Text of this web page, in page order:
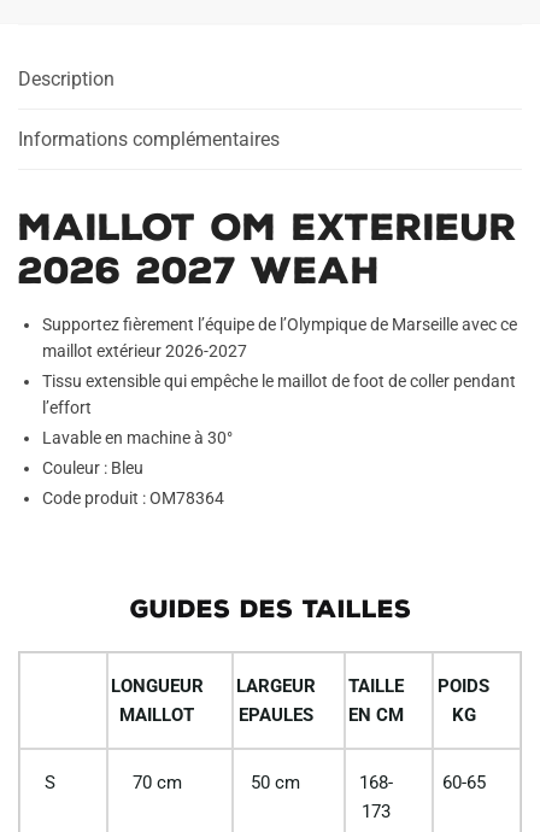
Description
Informations complémentaires
Maillot OM Exterieur
2026 2027 Weah
Supportez fièrement l’équipe de l’Olympique de Marseille avec ce
maillot extérieur 2026-2027
Tissu extensible qui empêche le maillot de foot de coller pendant
l’effort
Lavable en machine à 30°
Couleur : Bleu
Code produit : OM78364
GUIDES DES TAILLES
LONGUEUR
MAILLOT
LARGEUR
EPAULES
TAILLE
EN CM
POIDS
KG
S 70 cm 50 cm
168-
173
60-65